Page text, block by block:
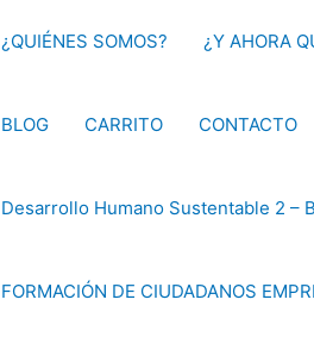
¿QUIÉNES SOMOS? ¿Y AHORA
BLOG CARRITO CONTACTO
Desarrollo Humano Sustentable 2 –
FORMACIÓN DE CIUDADANOS